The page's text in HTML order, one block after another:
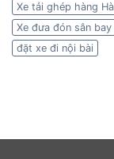
Xe tải ghép hàng
Xe đưa đón sân bay
đặt xe đi nội bài